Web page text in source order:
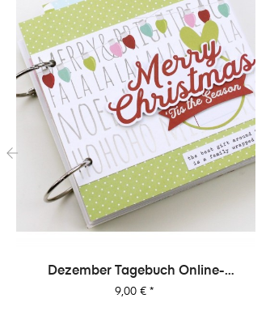
Dezember Tagebuch Online-
Workshop Von Dani
Preis
9,00 €*